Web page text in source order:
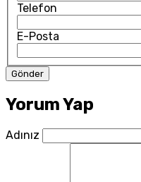
Telefon
E-Posta
Yorum Yap
Adınız